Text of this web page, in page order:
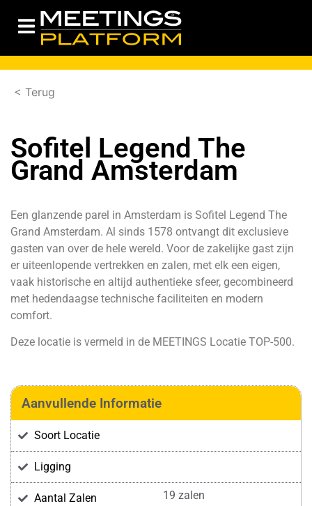
< Terug
Sofitel Legend The
Grand Amsterdam
Een glanzende parel in Amsterdam is Sofitel Legend The
Grand Amsterdam. Al sinds 1578 ontvangt dit exclusieve
gasten van over de hele wereld. Voor de zakelijke gast zijn
er uiteenlopende vertrekken en zalen, met elk een eigen,
vaak historische en altijd authentieke sfeer, gecombineerd
met hedendaagse technische faciliteiten en modern
comfort.
Deze locatie is vermeld in de MEETINGS Locatie TOP-500.
Aanvullende Informatie
Soort Locatie
Ligging
Aantal Zalen 19 zalen